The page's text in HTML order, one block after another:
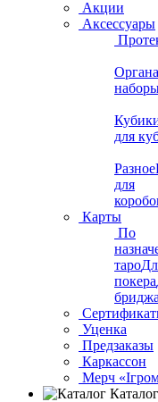
Акции
Аксессуары
для
Разное
для
Карты
По
таро
покера
бриджа
Уценка
Предзаказы
Каркассон
Мерч
Каталог